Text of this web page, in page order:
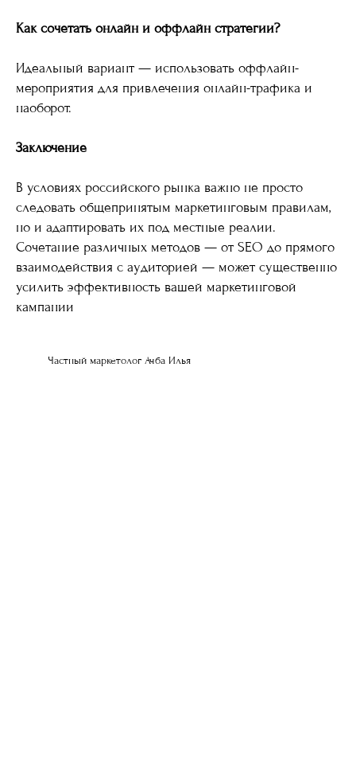
Как сочетать онлайн и оффлайн стратегии?
Идеальный вариант — использовать оффлайн-
мероприятия для привлечения онлайн-трафика и
наоборот.
Заключение
В условиях российского рынка важно не просто
следовать общепринятым маркетинговым правилам,
но и адаптировать их под местные реалии.
Сочетание различных методов — от SEO до прямого
взаимодействия с аудиторией — может существенно
усилить эффективность вашей маркетинговой
кампании
Частный маркетолог Ачба Илья